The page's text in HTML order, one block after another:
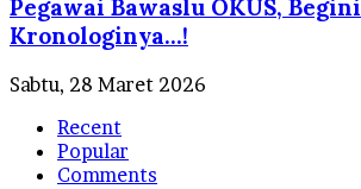
Pegawai Bawaslu OKUS, Begini
Kronologinya…!
Sabtu, 28 Maret 2026
Recent
Popular
Comments